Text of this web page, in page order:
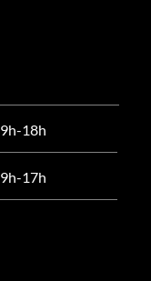
9h-18h
9h-17h